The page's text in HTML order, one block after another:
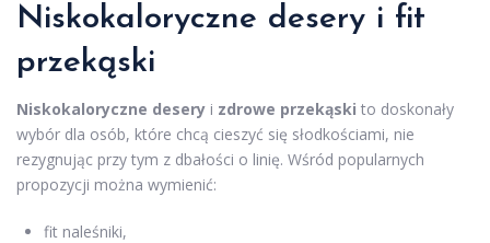
Niskokaloryczne desery i fit
przekąski
Niskokaloryczne desery i zdrowe przekąski to doskonały
wybór dla osób, które chcą cieszyć się słodkościami, nie
rezygnując przy tym z dbałości o linię. Wśród popularnych
propozycji można wymienić:
fit naleśniki,